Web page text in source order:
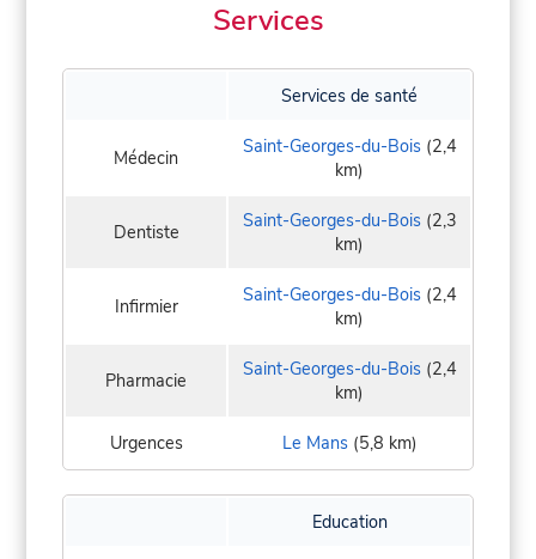
Services
Services de santé
Médecin Saint-Georges-du-Bois(2,4
km)
Dentiste Saint-Georges-du-Bois(2,3
km)
Infirmier Saint-Georges-du-Bois(2,4
km)
Pharmacie Saint-Georges-du-Bois(2,4
km)
Urgences Le Mans(5,8 km)
Education